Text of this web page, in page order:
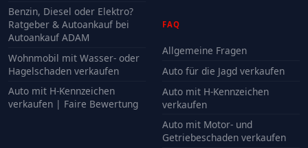
Benzin, Diesel oder Elektro?
Ratgeber & Autoankauf bei
Autoankauf ADAM
Wohnmobil mit Wasser- oder
Hagelschaden verkaufen
Auto mit H-Kennzeichen
verkaufen | Faire Bewertung
FAQ
Allgemeine Fragen
Auto für die Jagd verkaufen
Auto mit H-Kennzeichen
verkaufen
Auto mit Motor- und
Getriebeschaden verkaufen